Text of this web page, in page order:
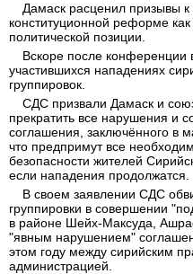
Дамаск расценил призывы к
конституционной реформе
политической позиции.
Вскоре после
участившихся нападениях
группировок.
СДС призвали Дамаск и
прекратить все нарушения и
соглашения, заключённого в
что предпримут все
безопасности жителей
если нападения продолжатся.
В своем заявлении СДС
группировки в совершении
в районе Шейх-Максуда,
"явным нарушением"
этом году между сирийским
администрацией.